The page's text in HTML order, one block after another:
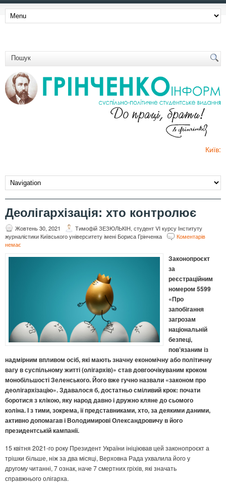
Київ:
Деолігархізація: хто контролює
Жовтень 30, 2021
Тимофій ЗЕЗЮЛЬКІН, студент VI курсу Інституту
журналістики Київського університету імені Бориса Грінченка
Коментарів
немає
Законопроєкт
за
реєстраційним
номером 5599
«Про
запобігання
загрозам
національній
безпеці,
пов’язаним із
надмірним впливом осіб, які мають значну економічну або політичну
вагу в суспільному житті (олігархів)» став довгоочікуваним кроком
монобільшостіЗеленського.Йоговжегучноназвали «законом про
деолігархізацію». Здавалося б, достатньо сміливий крок: почати
боротися зклікою, яку народ давно і дружно кляне до сьомого
коліна. І зтими,зокрема,її представниками,хто, за деякими даними,
активнодопомагаві Володимирові Олександровичу в його
президентській кампанії.
15 квітня 2021-го року Президент України ініціював цей законопроєкт а
трішки більше, ніж за два місяці, Верховна Рада ухвалила його у
другому читанні, 7 ознак, наче 7 смертних гріхів, які значать
справжнього олігарха.